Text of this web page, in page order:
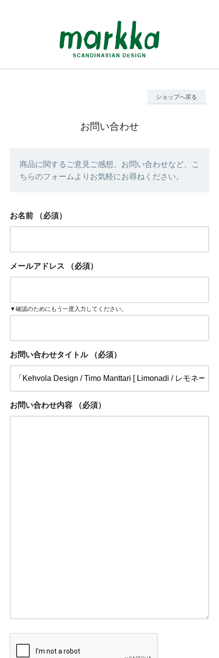
ショップへ戻る
お問い合わせ
商品に関するご意見ご感想、お問い合わせなど、こ
ちらのフォームよりお気軽にお尋ねください。
お名前 （必須）
メールアドレス （必須）
▼確認のためにもう一度入力してください。
お問い合わせタイトル （必須）
お問い合わせ内容 （必須）